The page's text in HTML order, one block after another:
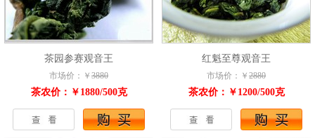
茶园参赛观音王
市场价：￥ 3880
茶农价：￥1880/500克
红魁至尊观音王
市场价：￥ 2880
茶农价：￥1200/500克